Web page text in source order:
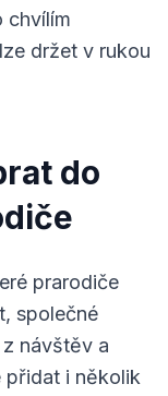
chvílím
držet v rukou
do
prarodiče
společné
návštěv a
přidat i několik